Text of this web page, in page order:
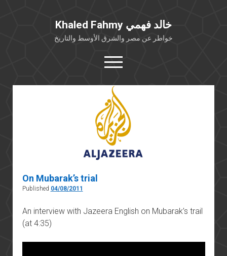
Khaled Fahmy خالد فهمي
خواطر عن مصر والشرق الأوسط والتاريخ
open
menu
twitterfacebook
خلفية شخصية
كتابات أكاديمية
مقالات صحافية
مقابلات في الإعلامOn Mubarak’s trial
Published 04/08/2011
An interview with Jazeera English on Mubarak’s trail
(at 4:35)